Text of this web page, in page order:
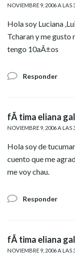
NOVIEMBRE 9, 2006 A LAS
Hola soy Luciana
Tcharan y me gusto
tengo 10aÃ±os
Responder
fÃ tima eliana
NOVIEMBRE 9, 2006 A LAS
Hola soy de
cuento que me
me voy chau.
Responder
fÃ tima eliana
NOVIEMBRE 9, 2006 A LAS